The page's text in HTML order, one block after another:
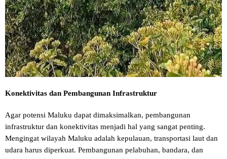
Konektivitas dan Pembangunan Infrastruktur
Agar potensi Maluku dapat dimaksimalkan, pembangunan
infrastruktur dan konektivitas menjadi hal yang sangat penting.
Mengingat wilayah Maluku adalah kepulauan, transportasi laut dan
udara harus diperkuat. Pembangunan pelabuhan, bandara, dan